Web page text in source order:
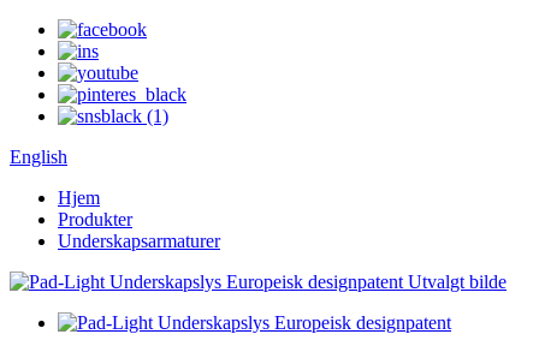
English
Hjem
Produkter
Underskapsarmaturer